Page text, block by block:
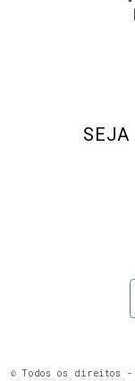
SEJA
© Todos os direitos -